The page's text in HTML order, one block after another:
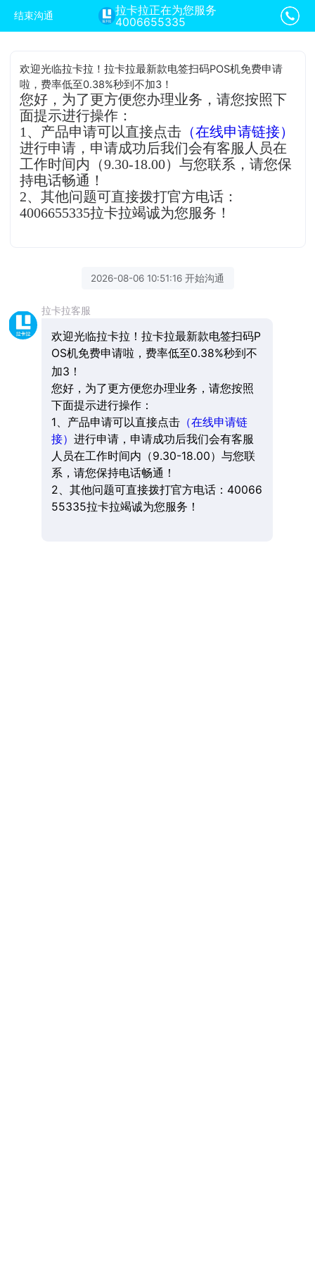
结束沟通
拉卡拉正在为您服务
4006655335
欢迎光临拉卡拉！拉卡拉最新款电签扫码POS机免费申请
啦，费率低至0.38%秒到不加3！
您好，为了更方便您办理业务，请您按照下
面提示进行操作：
1、产品申请可以直接点击 （在线申请链接）
进行申请，申请成功后我们会有客服人员在
工作时间内（9.30-18.00）与您联系，请您保
持电话畅通！
2、其他问题可直接拨打官方电话：
4006655335拉卡拉竭诚为您服务！
2026-08-06 10:51:16 开始沟通
拉卡拉客服
欢迎光临拉卡拉！拉卡拉最新款电签扫码P
OS机免费申请啦，费率低至0.38%秒到不
加3！
您好，为了更方便您办理业务，请您按照
下面提示进行操作：
1、产品申请可以直接点击（在线申请链
接） 进行申请，申请成功后我们会有客服
人员在工作时间内（9.30-18.00）与您联
系，请您保持电话畅通！
2、其他问题可直接拨打官方电话：40066
55335拉卡拉竭诚为您服务！